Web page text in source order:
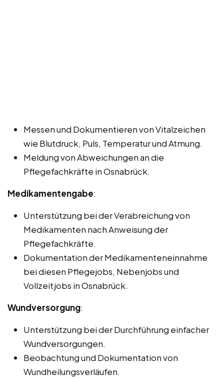
Messen und Dokumentieren von Vitalzeichen
wie Blutdruck, Puls, Temperatur und Atmung.
Meldung von Abweichungen an die
Pflegefachkräfte in Osnabrück.
Medikamentengabe:
Unterstützung bei der Verabreichung von
Medikamenten nach Anweisung der
Pflegefachkräfte.
Dokumentation der Medikamenteneinnahme
bei diesen Pflegejobs, Nebenjobs und
Vollzeitjobs in Osnabrück.
Wundversorgung:
Unterstützung bei der Durchführung einfacher
Wundversorgungen.
Beobachtung und Dokumentation von
Wundheilungsverläufen.